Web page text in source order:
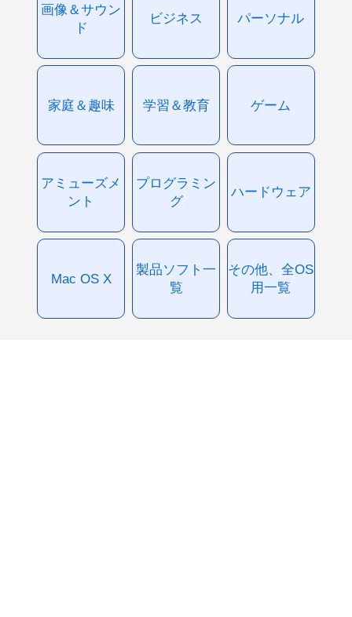
画像＆サウン
ド
ビジネス パーソナル
家庭＆趣味 学習＆教育 ゲーム
アミューズメ
ント
プログラミン
グ
ハードウェア
Mac OS X
製品ソフト一
覧
その他、全OS
用一覧